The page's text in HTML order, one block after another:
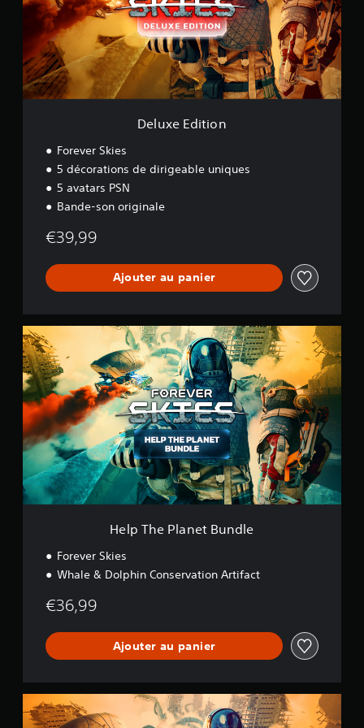
t
o
n
Deluxe Edition
Forever Skies
5 décorations de dirigeable uniques
5 avatars PSN
Bande-son originale
€39,99
Ajouter au panier
H
e
l
p
T
h
e
P
l
n
e
t
Help The Planet Bundle
Forever Skies
Whale & Dolphin Conservation Artifact
€36,99
Ajouter au panier
i